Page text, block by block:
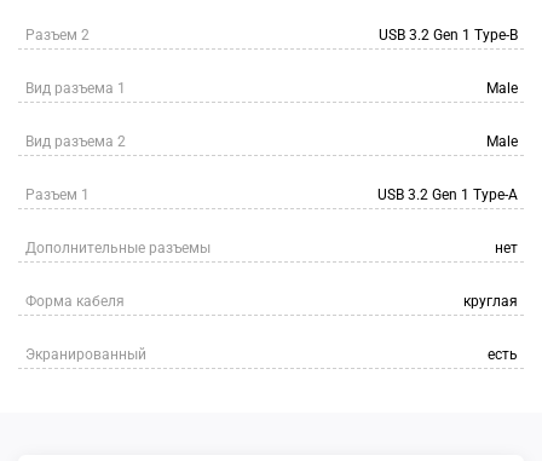
Разъем 2 USB 3.2 Gen 1 Type-B
Вид разъема 1 Male
Вид разъема 2 Male
Разъем 1 USB 3.2 Gen 1 Type-A
Дополнительные разъемы нет
Форма кабеля круглая
Экранированный есть